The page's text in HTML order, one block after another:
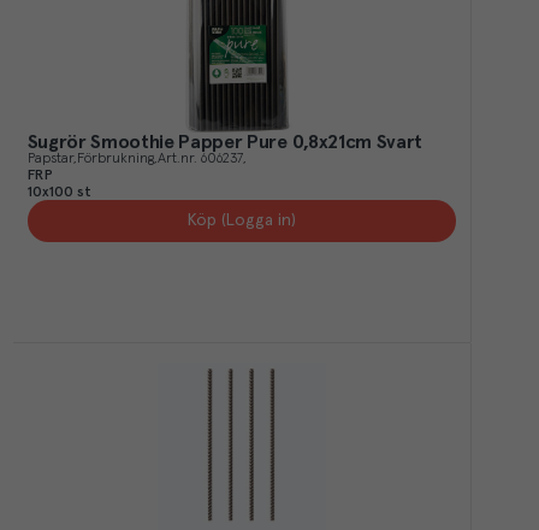
Sugrör Smoothie Papper Pure 0,8x21cm Svart
Papstar Förbrukning Art.nr. 606237
FRP
10x100 st
Köp (Logga in)